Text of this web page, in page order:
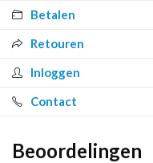
Betalen
Retouren
Inloggen
Contact
Beoordelingen